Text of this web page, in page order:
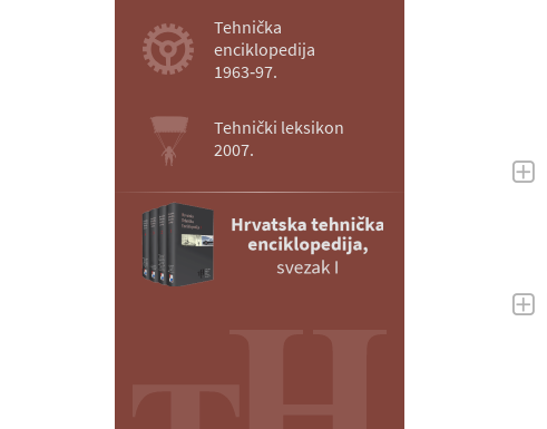
Tehnička
enciklopedija
1963‑97.
Tehnički leksikon
2007.